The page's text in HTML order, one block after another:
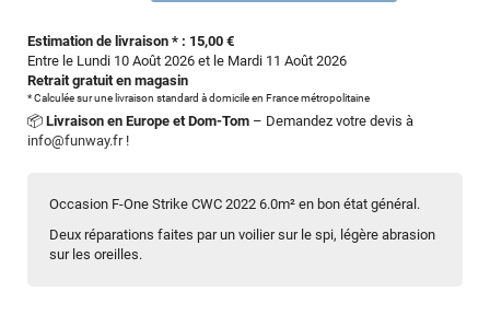
Occasion F-One Strike CWC 2022 6.0m² en bon état général.
Deux réparations faites par un voilier sur le spi, légère abrasion
sur les oreilles.
Estimation de livraison * : 15,00 €
Entre le Lundi 10 Août 2026 et le Mardi 11 Août 2026
Retrait gratuit en magasin
* Calculée sur une livraison standard à domicile en France métropolitaine
📦 Livraison en Europe et Dom-Tom – Demandez votre devis à
info@funway.fr!